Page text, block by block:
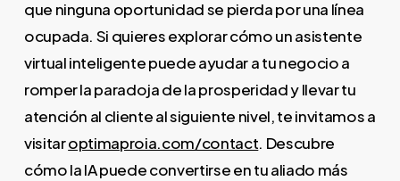
que ninguna oportunidad se pierda por una línea
ocupada. Si quieres explorar cómo un asistente
virtual inteligente puede ayudar a tu negocio a
romper la paradoja de la prosperidad y llevar tu
atención al cliente al siguiente nivel, te invitamos a
visitaroptimaproia.com/contact. Descubre
cómo la IA puede convertirse en tu aliado más